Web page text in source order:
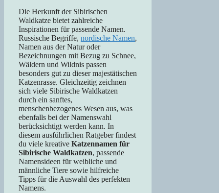
Die Herkunft der Sibirischen
Waldkatze bietet zahlreiche
Inspirationen für passende Namen.
Russische Begriffe, nordische Namen,
Namen aus der Natur oder
Bezeichnungen mit Bezug zu Schnee,
Wäldern und Wildnis passen
besonders gut zu dieser majestätischen
Katzenrasse. Gleichzeitig zeichnen
sich viele Sibirische Waldkatzen
durch ein sanftes,
menschenbezogenes Wesen aus, was
ebenfalls bei der Namenswahl
berücksichtigt werden kann. In
diesem ausführlichen Ratgeber findest
du viele kreative Katzennamen für
Sibirische Waldkatzen, passende
Namensideen für weibliche und
männliche Tiere sowie hilfreiche
Tipps für die Auswahl des perfekten
Namens.